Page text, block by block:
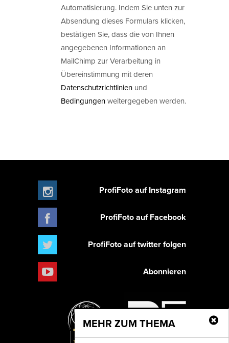
Automatisierung. Indem Sie unten zur
Absendung dieses Formulars klicken,
bestätigen Sie, dass die von Ihnen
angegebenen Informationen an
MailChimp zur Verarbeitung in
Übereinstimmung mit deren
Datenschutzrichtlinien und
Bedingungenweitergegeben werden.
MEHR ZUM THEMA
ProfiFoto auf Instagram
ProfiFoto auf Facebook
ProfiFoto auf twitter folgen
Abonnieren